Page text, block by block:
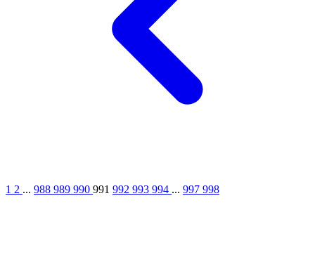
1 2 ... 988 989 990 991 992 993 994 ... 997 998